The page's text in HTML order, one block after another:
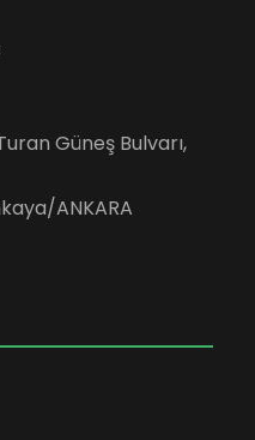
Güneş Bulvarı,
ANKARA